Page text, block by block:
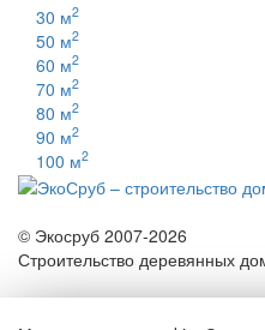
30 м2
50 м2
60 м2
70 м2
80 м2
90 м2
100 м2
© Экосруб 2007-2026
Строительство деревянных